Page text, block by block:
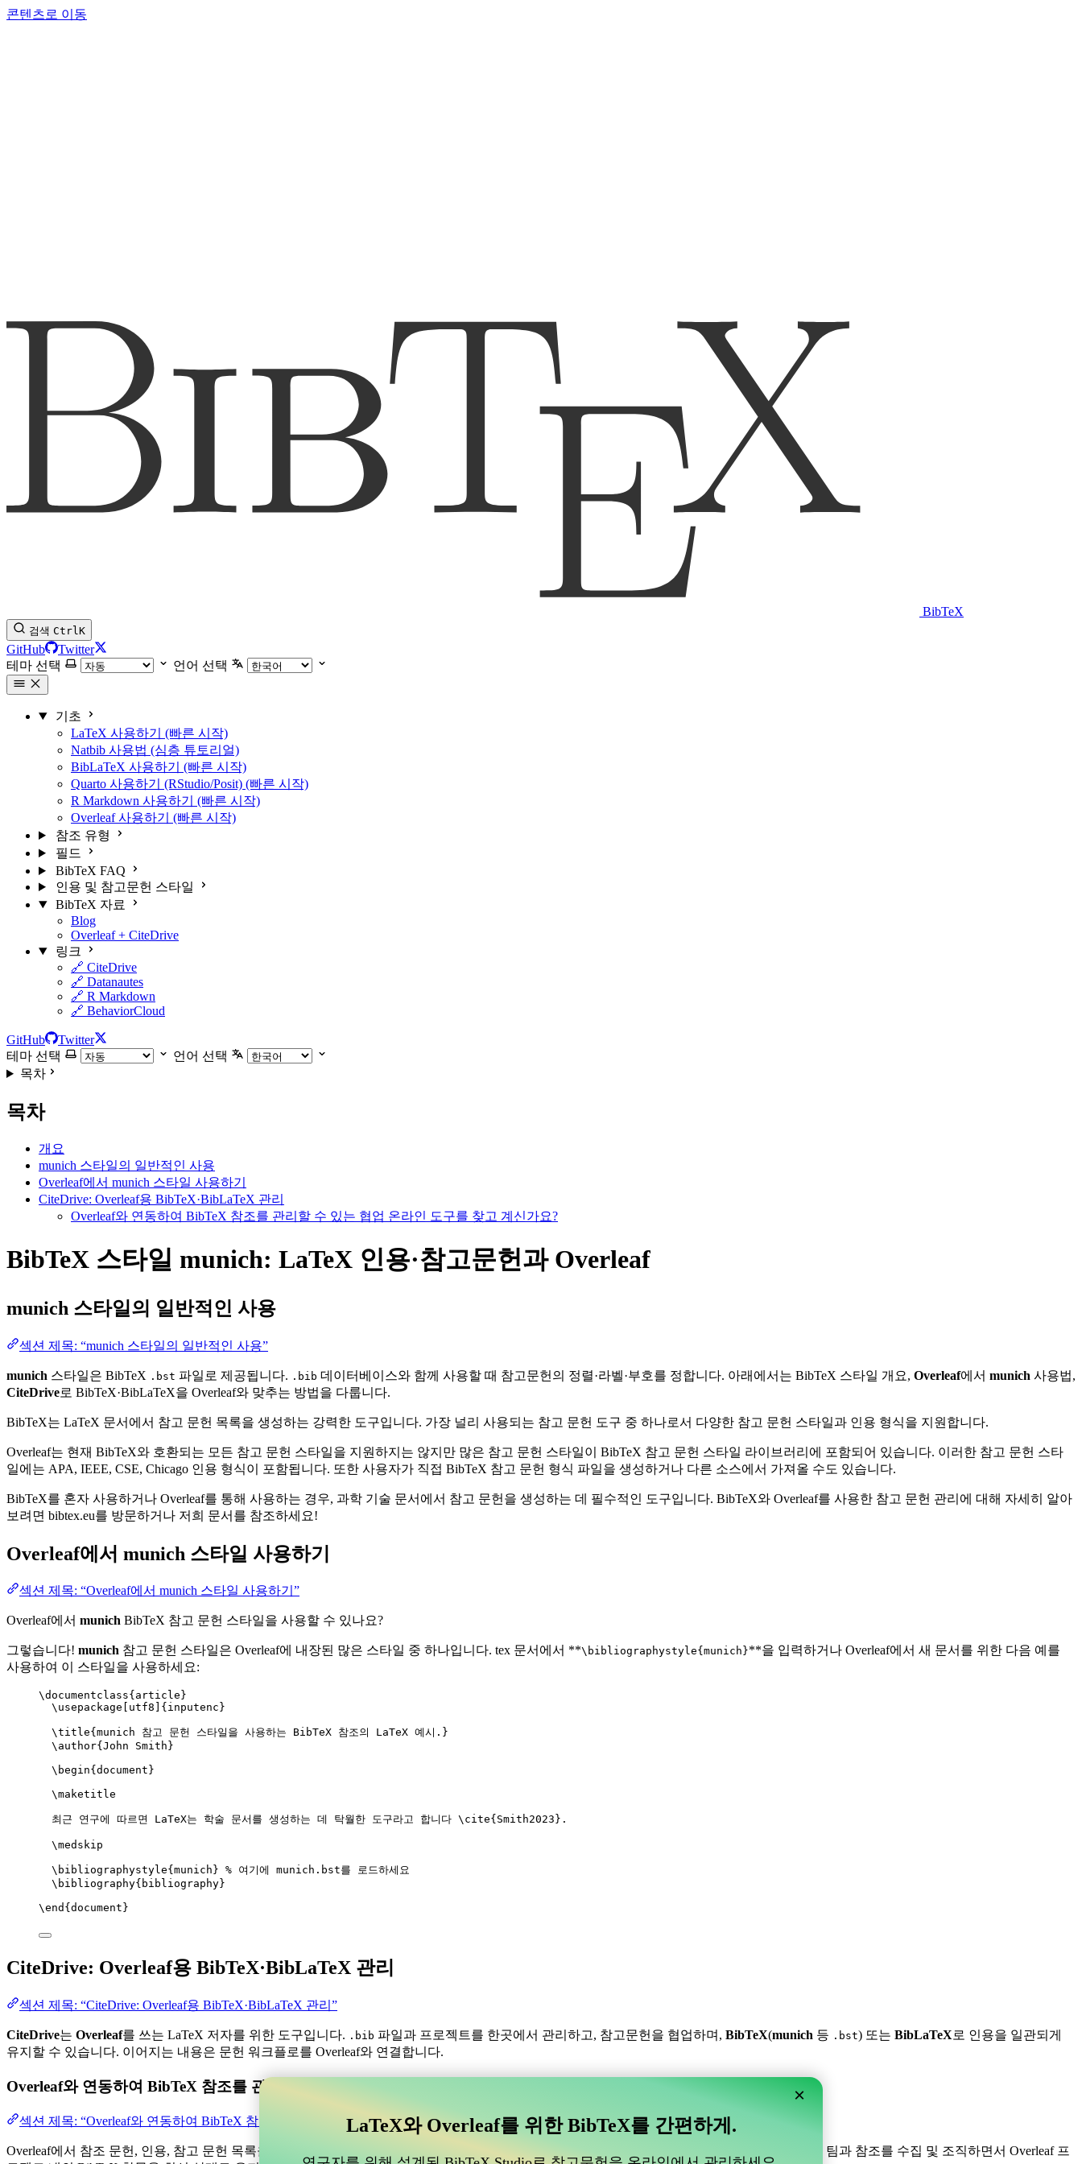
콘텐츠로 이동
BibTeX
검색 CtrlK
GitHub
Twitter
테마 선택
언어 선택
기초
LaTeX 사용하기 (빠른 시작)
Natbib 사용법 (심층 튜토리얼)
BibLaTeX 사용하기 (빠른 시작)
Quarto 사용하기 (RStudio/Posit) (빠른 시작)
R Markdown 사용하기 (빠른 시작)
Overleaf 사용하기 (빠른 시작)
참조 유형
필드
BibTeX FAQ
인용 및 참고문헌 스타일
BibTeX 자료
Blog
Overleaf + CiteDrive
링크
🔗 CiteDrive
🔗 Datanautes
🔗 R Markdown
🔗 BehaviorCloud
GitHub
Twitter
테마 선택
언어 선택
목차
목차
개요
munich 스타일의 일반적인 사용
Overleaf에서 munich 스타일 사용하기
CiteDrive: Overleaf용 BibTeX·BibLaTeX 관리
Overleaf와 연동하여 BibTeX 참조를 관리할 수 있는 협업 온라인 도구를 찾고 계신가요?
BibTeX 스타일 munich: LaTeX 인용·참고문헌과 Overleaf
munich 스타일의 일반적인 사용
섹션 제목: “munich 스타일의 일반적인 사용”
munich 스타일은 BibTeX .bst 파일로 제공됩니다. .bib 데이터베이스와 함께 사용할 때 참고문헌의 정렬·라벨·부호를 정합니다. 아래에서는 BibTeX 스타일 개요, Overleaf에서 munich 사용법,
CiteDrive로 BibTeX·BibLaTeX을 Overleaf와 맞추는 방법을 다룹니다.
BibTeX는 LaTeX 문서에서 참고 문헌 목록을 생성하는 강력한 도구입니다. 가장 널리 사용되는 참고 문헌 도구 중 하나로서 다양한 참고 문헌 스타일과 인용 형식을 지원합니다.
Overleaf는 현재 BibTeX와 호환되는 모든 참고 문헌 스타일을 지원하지는 않지만 많은 참고 문헌 스타일이 BibTeX 참고 문헌 스타일 라이브러리에 포함되어 있습니다. 이러한 참고 문헌 스타
일에는 APA, IEEE, CSE, Chicago 인용 형식이 포함됩니다. 또한 사용자가 직접 BibTeX 참고 문헌 형식 파일을 생성하거나 다른 소스에서 가져올 수도 있습니다.
BibTeX를 혼자 사용하거나 Overleaf를 통해 사용하는 경우, 과학 기술 문서에서 참고 문헌을 생성하는 데 필수적인 도구입니다. BibTeX와 Overleaf를 사용한 참고 문헌 관리에 대해 자세히 알아
보려면 bibtex.eu를 방문하거나 저희 문서를 참조하세요!
Overleaf에서 munich 스타일 사용하기
섹션 제목: “Overleaf에서 munich 스타일 사용하기”
Overleaf에서 munich BibTeX 참고 문헌 스타일을 사용할 수 있나요?
그렇습니다! munich 참고 문헌 스타일은 Overleaf에 내장된 많은 스타일 중 하나입니다. tex 문서에서 **\bibliographystyle{munich}**을 입력하거나 Overleaf에서 새 문서를 위한 다음 예를
사용하여 이 스타일을 사용하세요:
\documentclass{ article }
\usepackage
utf8 ]{ inputenc }
\title{munich 참고 문헌 스타일을 사용하는 BibTeX 참조의 LaTeX 예시.}
\author{John Smith}
\begin{ document }
\maketitle
최근 연구에 따르면 LaTeX는 학술 문서를 생성하는 데 탁월한 도구라고 합니다 \cite{ Smith2023 }.
\medskip
\bibliographystyle{munich} % 여기에 munich.bst를 로드하세요
\bibliography{bibliography}
\end { document }
CiteDrive: Overleaf용 BibTeX·BibLaTeX 관리
섹션 제목: “CiteDrive: Overleaf용 BibTeX·BibLaTeX 관리”
CiteDrive는 Overleaf를 쓰는 LaTeX 저자를 위한 도구입니다. .bib 파일과 프로젝트를 한곳에서 관리하고, 참고문헌을 협업하며, BibTeX(munich 등 .bst) 또는 BibLaTeX로 인용을 일관되게
유지할 수 있습니다. 이어지는 내용은 문헌 워크플로를 Overleaf와 연결합니다.
Overleaf와 연동하여 BibTeX 참조를 관리할 수 있는 협업 온라인 도구를 찾고 계신가요?
섹션 제목: “Overleaf와 연동하여 BibTeX 참조를 관리할 수 있는 협업 온라인 도구를 찾고 계신가요?”
Overleaf에서 참조 문헌, 인용, 참고 문헌 목록을 관리하는 데 도움이 될 온라인 도구를 찾고 있다면, CiteDrive가 완벽할 수 있습니다! 프로젝트 내의 팀과 참조를 수집 및 조직하면서 Overleaf 프
×
LaTeX와 Overleaf를 위한 BibTeX를 간편하게.